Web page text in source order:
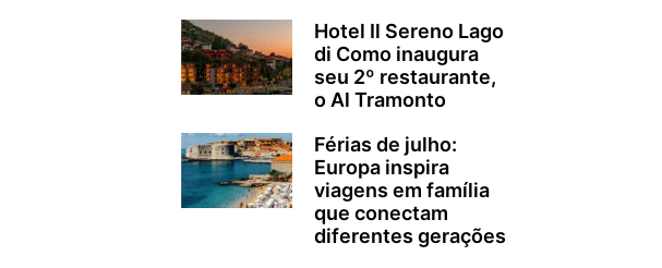
Hotel Il Sereno Lago
di Como inaugura
seu 2º restaurante,
o Al Tramonto
Férias de julho:
Europa inspira
viagens em família
que conectam
diferentes gerações